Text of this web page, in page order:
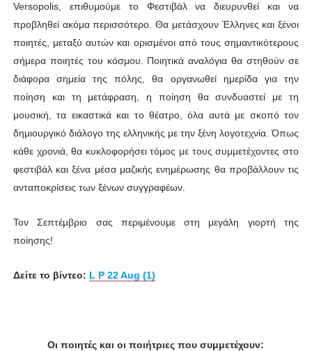
Versopolis, επιθυμούμε το Φεστιβάλ να διευρυνθεί και να
προβληθεί ακόμα περισσότερο. Θα μετάσχουν Έλληνες και ξένοι
ποιητές, μεταξύ αυτών και ορισμένοι από τους σημαντικότερους
σήμερα ποιητές του κόσμου. Ποιητικά αναλόγια θα στηθούν σε
διάφορα σημεία της πόλης, θα οργανωθεί ημερίδα για την
ποίηση και τη μετάφραση, η ποίηση θα συνδυαστεί με τη
μουσική, τα εικαστικά και το θέατρο, όλα αυτά με σκοπό τον
δημιουργικό διάλογο της ελληνικής με την ξένη λογοτεχνία. Όπως
κάθε χρονιά, θα κυκλοφορήσει τόμος με τους συμμετέχοντες στο
φεστιβάλ και ξένα μέσα μαζικής ενημέρωσης θα προβάλλουν τις
ανταποκρίσεις των ξένων συγγραφέων.
Τον Σεπτέμβριο σας περιμένουμε στη μεγάλη γιορτή της
ποίησης!
Δείτε το βίντεο: L P 22 Aug (1)
Οι ποιητές και οι ποιήτριες που συμμετέχουν: